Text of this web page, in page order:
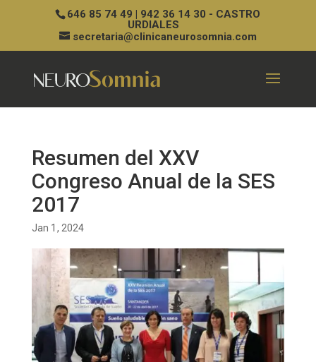
646 85 74 49 | 942 36 14 30 - CASTRO
URDIALES
secretaria@clinicaneurosomnia.com
Resumen del XXV
Congreso Anual de la SES
2017
Jan 1, 2024